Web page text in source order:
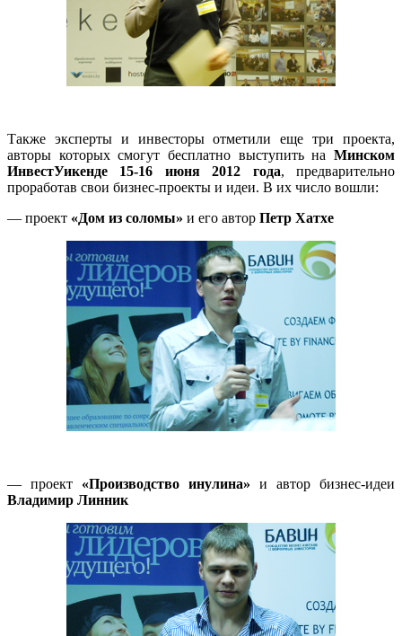
Также эксперты и инвесторы отметили еще три проекта,
авторы которых смогут бесплатно выступить на Минском
ИнвестУикенде 15-16 июня 2012 года, предварительно
проработав свои бизнес-проекты и идеи. В их число вошли:
— проект «Дом из соломы» и его автор Петр Хатхе
— проект «Производство инулина» и автор бизнес-идеи
Владимир Линник